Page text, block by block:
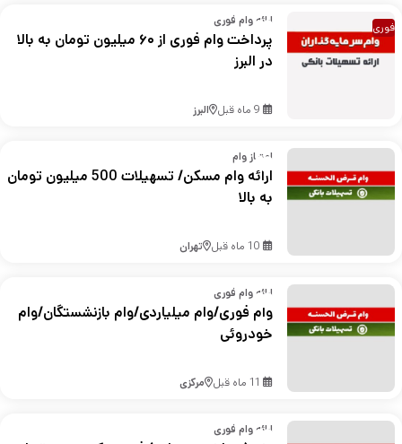
فوری ارائه وام فوری
پرداخت وام فوری از ۶۰ میلیون تومان به بالا
در البرز
9 ماه قبل البرز
امتیاز وام
ارائه وام مسکن/ تسهیلات 500 میلیون تومان
به بالا
10 ماه قبل تهران
ارائه وام فوری
وام فوری/وام میلیاردی/وام بازنشستگان/وام
خودروئی
11 ماه قبل مرکزی
ارائه وام فوری